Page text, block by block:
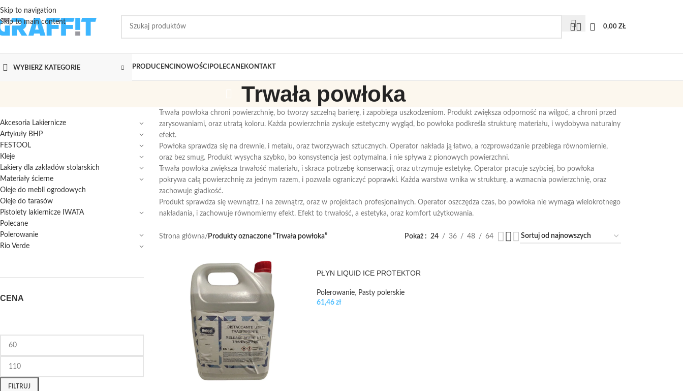
Skip to navigation
Skip to main content
0,00 ZŁ
WYBIERZ KATEGORIE PRODUCENCI NOWOŚCI POLECANEKONTAKT
Trwała powłoka
Akcesoria Lakiernicze
Artykuły BHP
FESTOOL
Kleje
Lakiery dla zakładów stolarskich
Materiały ścierne
Oleje do mebli ogrodowych
Oleje do tarasów
Pistolety lakiernicze IWATA
Polecane
Polerowanie
Rio Verde
CENA
FILTRUJ
Trwała powłoka chroni powierzchnię, bo tworzy szczelną barierę, i zapobiega uszkodzeniom. Produkt zwiększa odporność na wilgoć, a chroni przed
zarysowaniami, oraz utratą koloru. Każda powierzchnia zyskuje estetyczny wygląd, bo powłoka podkreśla strukturę materiału, i wydobywa naturalny
efekt.
Powłoka sprawdza się na drewnie, i metalu, oraz tworzywach sztucznych. Operator nakłada ją łatwo, a rozprowadzanie przebiega równomiernie,
oraz bez smug. Produkt wysycha szybko, bo konsystencja jest optymalna, i nie spływa z pionowych powierzchni.
Trwała powłoka zwiększa trwałość materiału, i skraca potrzebę konserwacji, oraz utrzymuje estetykę. Operator pracuje szybciej, bo powłoka
pokrywa całą powierzchnię za jednym razem, i pozwala ograniczyć poprawki. Każda warstwa wnika w strukturę, a wzmacnia powierzchnię, oraz
zachowuje gładkość.
Produkt sprawdza się wewnątrz, i na zewnątrz, oraz w projektach profesjonalnych. Operator oszczędza czas, bo powłoka nie wymaga wielokrotnego
nakładania, i zachowuje równomierny efekt. Efekt to trwałość, a estetyka, oraz komfort użytkowania.
Strona główna/ Produkty oznaczone “Trwała powłoka” Pokaż 24 36 48 64
PŁYN LIQUID ICE PROTEKTOR
Polerowanie, Pasty polerskie
61,46 zł